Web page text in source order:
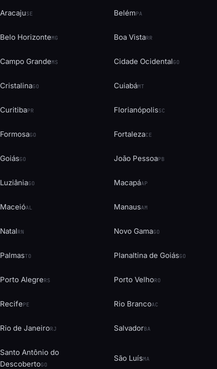
AracajuSE BelémPA
Belo HorizonteMG Boa VistaRR
Campo GrandeMS Cidade OcidentalGO
CristalinaGO CuiabáMT
CuritibaPR FlorianópolisSC
FormosaGO FortalezaCE
GoiásGO João PessoaPB
LuziâniaGO MacapáAP
MaceióAL ManausAM
NatalRN Novo GamaGO
PalmasTO Planaltina de GoiásGO
Porto AlegreRS Porto VelhoRO
RecifePE Rio BrancoAC
Rio de JaneiroRJ SalvadorBA
Santo Antônio do
DescobertoGO
São LuísMA